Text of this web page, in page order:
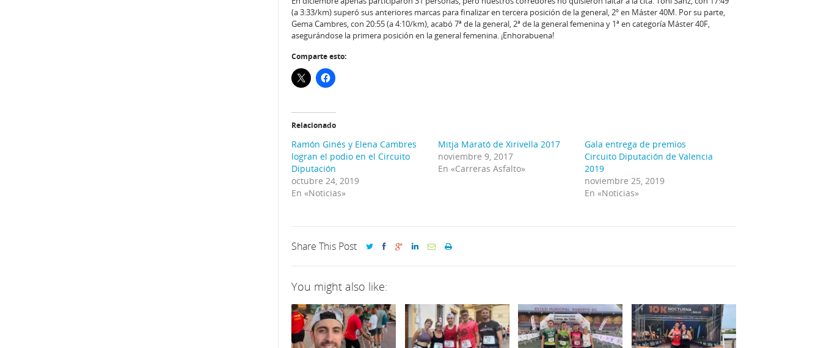
(a 3:33/km) superó sus anteriores marcas para finalizar en tercera posición de la general, 2º en Máster 40M. Por su parte,
Gema Cambres, con 20:55 (a 4:10/km), acabó 7ª de la general, 2ª de la general femenina y 1ª en categoría Máster 40F,
asegurándose la primera posición en la general femenina. ¡Enhorabuena!
Comparte esto:
Relacionado
Ramón Ginés y Elena Cambres
logran el podio en el Circuito
Diputación
octubre 24, 2019
En «Noticias»
Mitja Marató de Xirivella 2017
noviembre 9, 2017
En «Carreras Asfalto»
Gala entrega de premios
Circuito Diputación de Valencia
2019
noviembre 25, 2019
En «Noticias»
Share This Post
You might also like: